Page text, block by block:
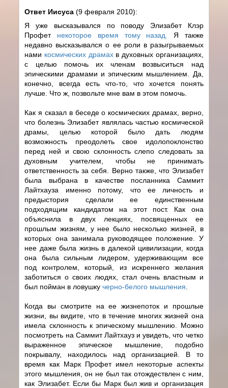
Ответ Иисуса(9 февраля 2010):
Я уже высказывался по поводу Элизабет Клэр
Профет некоторое время тому назад.
Я также
недавно высказывался о ее роли в разыгрываемых
нами космических драмах в духовных организациях,
с целью помочь их членам возвыситься над
эпическими драмами и эпическим мышлением. Да,
конечно, всегда есть что-то, что хочется понять
лучше. Что ж, позвольте мне вам в этом помочь.
Как я сказал в беседе о космических драмах, верно,
что болезнь Элизабет являлась частью космической
драмы, целью которой было дать людям
возможность преодолеть свое идолопоклонство
перед ней и свою склонность слепо следовать за
духовным учителем, чтобы не принимать
ответственность за себя. Верно также, что Элизабет
была выбрана в качестве посланника Саммит
Лайтхауза именно потому, что ее личность и
предыстория сделали ее единственным
подходящим кандидатом на этот пост. Как она
объяснила в двух лекциях, посвященных ее
прошлым жизням, у нее было несколько жизней, в
которых она занимала руководящее положение. У
нее даже была жизнь в далекой цивилизации, когда
она была сильным лидером, удерживающим все
под контролем, который, из искреннего желания
заботиться о своих людях, стал очень властным и
был пойман в ловушкучерно-белого мышления
Когда вы смотрите на ее жизнепоток и прошлые
жизни, вы видите, что в течение многих жизней она
имела склонность к эпическому мышлению. Можно
посмотреть на Саммит Лайтхауз и увидеть, что четко
выраженное эпическое мышление, подобно
покрывалу, находилось над организацией. В то
время как Марк Профет имел некоторые аспекты
этого мышления, он не был так отождествлен с ним,
как Элизабет. Если бы Марк был жив и организация